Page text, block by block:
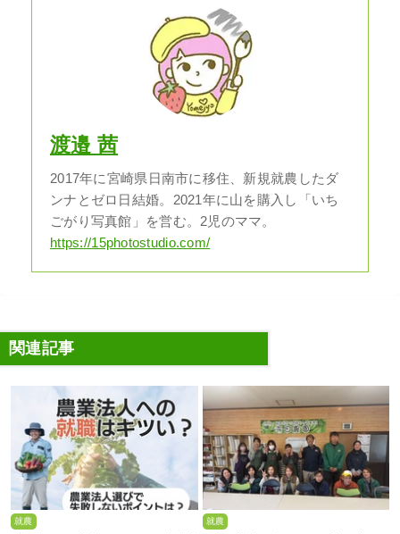
渡邉 茜
2017年に宮崎県日南市に移住、新規就農したダ
ンナとゼロ日結婚。2021年に山を購入し「いち
ごがり写真館」を営む。2児のママ。
https://15photostudio.com/
関連記事
就農 就農